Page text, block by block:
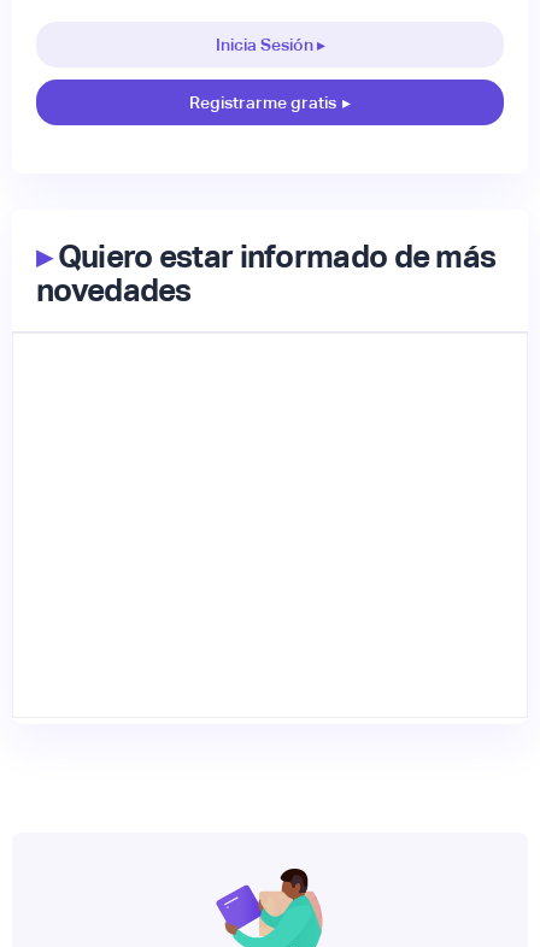
Inicia Sesión ▸
Registrarme gratis ▸
▸Quiero estar informado de más
novedades